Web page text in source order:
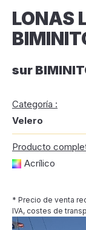
LONAS
sur
Categoría :
Velero
Producto
Acrílico
* Precio de venta
IVA, costes de